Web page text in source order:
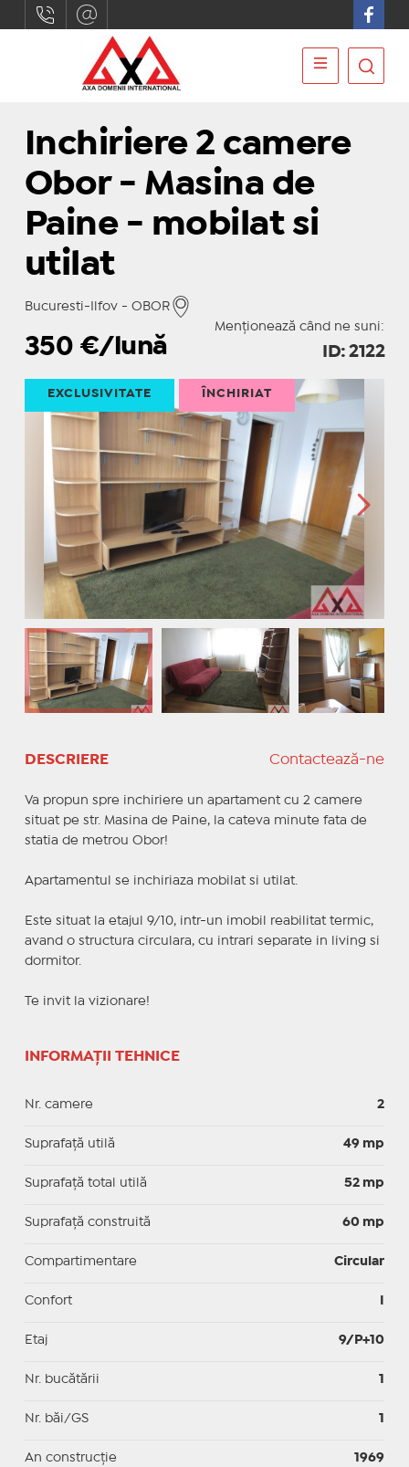
Inchiriere 2 camere
Obor - Masina de
Paine - mobilat si
utilat
Bucuresti-Ilfov - OBOR
Menționează când ne suni:
350 €/lună ID: 2122
EXCLUSIVITATE ÎNCHIRIAT
DESCRIERE Contactează-ne
Va propun spre inchiriere un apartament cu 2 camere
situat pe str. Masina de Paine, la cateva minute fata de
statia de metrou Obor!
Apartamentul se inchiriaza mobilat si utilat.
Este situat la etajul 9/10, intr-un imobil reabilitat termic,
avand o structura circulara, cu intrari separate in living si
dormitor.
Te invit la vizionare!
INFORMAȚII TEHNICE
Nr. camere 2
Suprafaţă utilă 49 mp
Suprafaţă total utilă 52 mp
Suprafaţă construită 60 mp
Compartimentare Circular
Confort
Etaj 9/P+10
Nr. bucătării 1
Nr. băi/GS 1
An construcție 1969